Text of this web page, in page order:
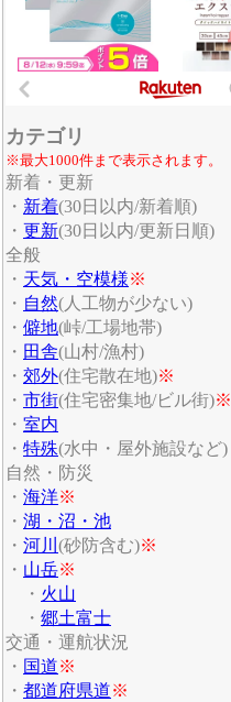
カテゴリ
※最大1000件まで表示されます。
新着・更新
・ 新着(30日以内/新着順)
・ 更新(30日以内/更新日順)
全般
・ 天気・空模様※
・ 自然(人工物が少ない)
・ 僻地(峠/工場地帯)
・ 田舎(山村/漁村)
・ 郊外(住宅散在地)※
・ 市街(住宅密集地/ビル街)※
・ 室内
・ 特殊(水中・屋外施設など)
自然・防災
・ 海洋※
・ 湖・沼・池
・ 河川 (砂防含む)※
・ 山岳※
・ 火山
・ 郷土富士
交通・運航状況
・ 国道※
・ 都道府県道※